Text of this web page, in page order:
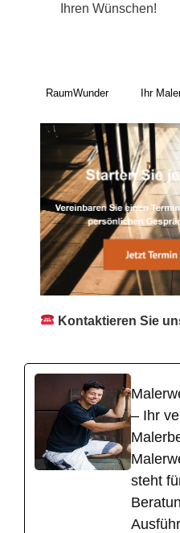
Ihren Wünschen!
RaumWunder Ihr
Kontaktieren Sie
– Ihr
steht